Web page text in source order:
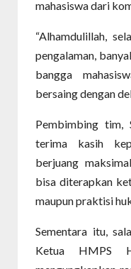
mahasiswa dari
“Alhamdulillah,
pengalaman,
bangga
bersaing dengan
Pembimbing tim,
terima kasih
berjuang
bisa diterapkan
maupun praktisi
Sementara itu,
Ketua HMPS